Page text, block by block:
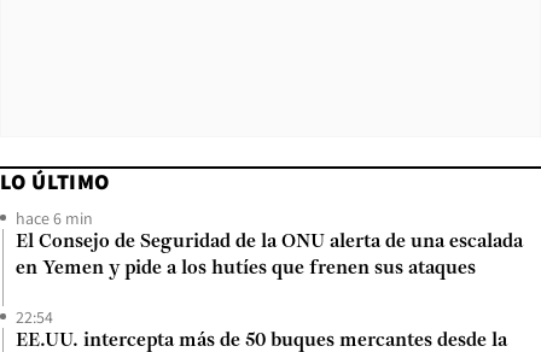
LO ÚLTIMO
hace 6 min
El Consejo de Seguridad de la ONU alerta de una escalada
en Yemen y pide a los hutíes que frenen sus ataques
22:54
EE.UU. intercepta más de 50 buques mercantes desde la